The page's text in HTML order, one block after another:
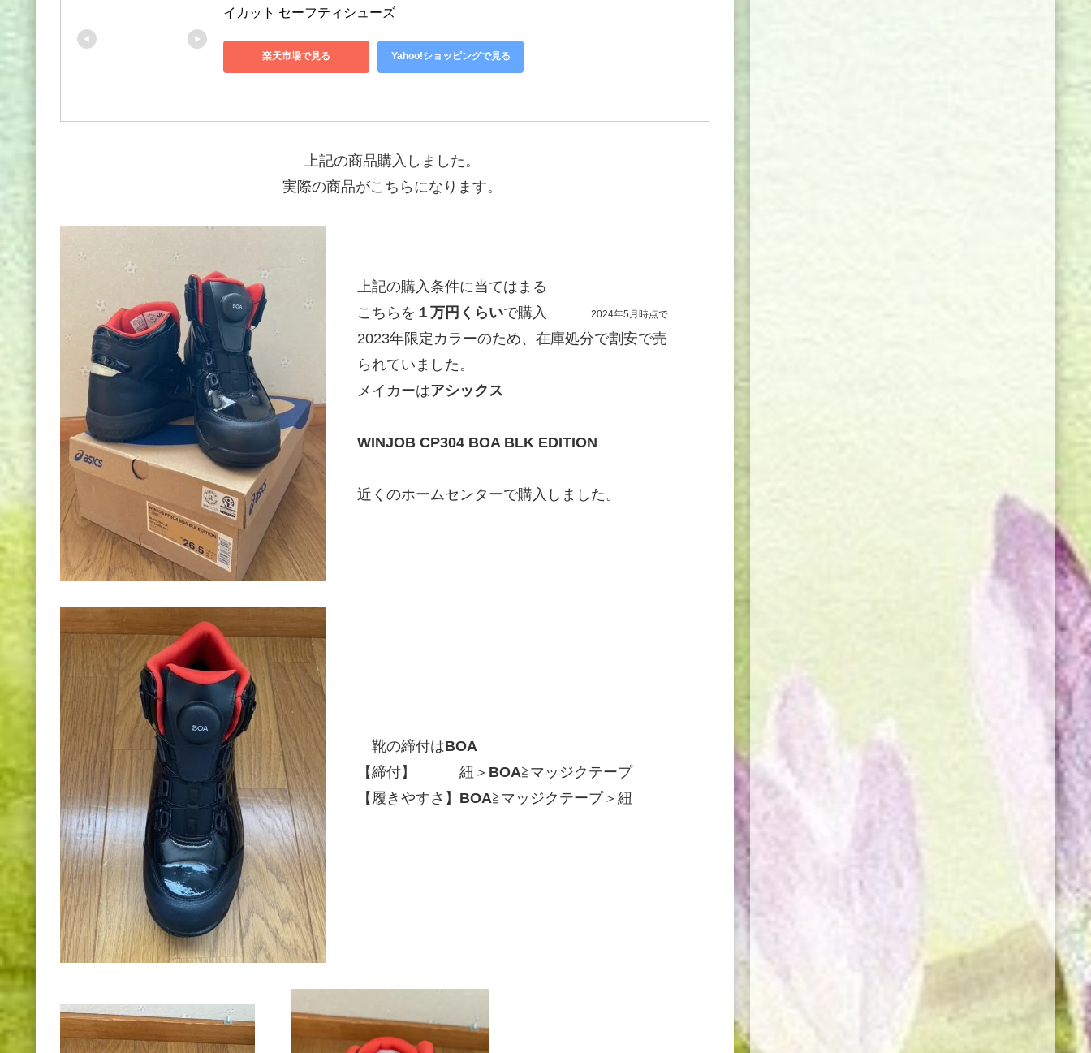
イカット セーフティシューズ
楽天市場で見る Yahoo!ショッピングで見る
上記の商品購入しました。
実際の商品がこちらになります。
上記の購入条件に当てはまる
こちらを １万円くらいで購入 2024年5月時点で
2023年限定カラーのため、在庫処分で割安で売
られていました。
メイカーはアシックス
WINJOB CP304 BOA BLK EDITION
近くのホームセンターで購入しました。
靴の締付はBOA
【締付】 紐＞ BOA≧マッジクテープ
【履きやすさ】 BOA≧マッジクテープ＞紐